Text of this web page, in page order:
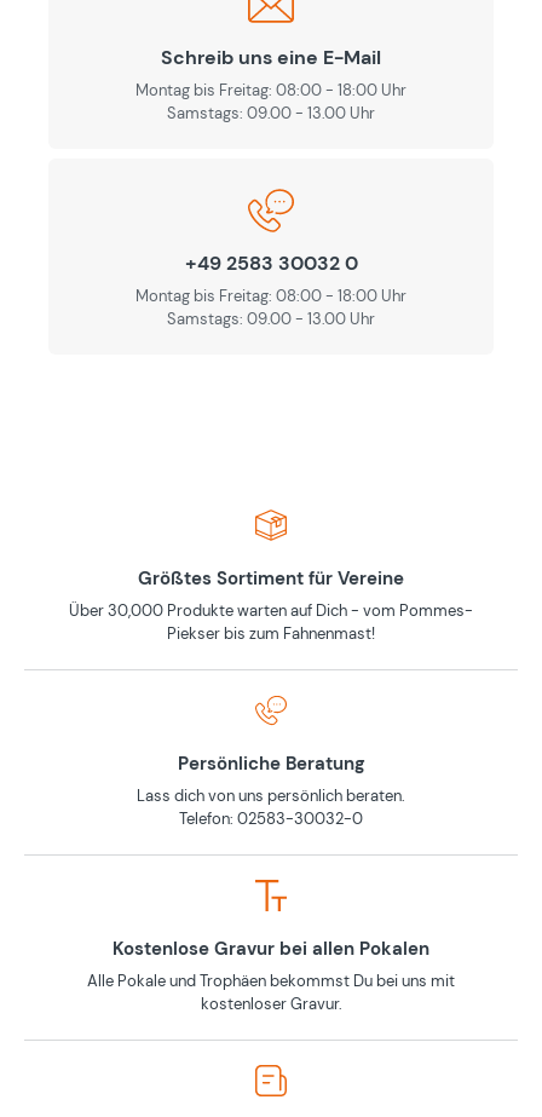
Schreib uns eine E-Mail
Montag bis Freitag: 08:00 - 18:00 Uhr
Samstags: 09.00 - 13.00 Uhr
+49 2583 30032 0
Montag bis Freitag: 08:00 - 18:00 Uhr
Samstags: 09.00 - 13.00 Uhr
Größtes Sortiment für Vereine
Über 30,000 Produkte warten auf Dich - vom Pommes-
Piekser bis zum Fahnenmast!
Persönliche Beratung
Lass dich von uns persönlich beraten.
Telefon: 02583-30032-0
Kostenlose Gravur bei allen Pokalen
Alle Pokale und Trophäen bekommst Du bei uns mit
kostenloser Gravur.